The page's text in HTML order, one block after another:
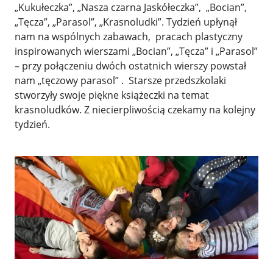
„Kukułeczka”, „Nasza czarna Jaskółeczka”, „Bocian”,
„Tęcza”, „Parasol”, „Krasnoludki”. Tydzień upłynął
nam na wspólnych zabawach, pracach plastyczny
inspirowanych wierszami „Bocian”, „Tęcza” i „Parasol”
– przy połączeniu dwóch ostatnich wierszy powstał
nam „tęczowy parasol” . Starsze przedszkolaki
stworzyły swoje piękne książeczki na temat
krasnoludków. Z niecierpliwością czekamy na kolejny
tydzień.